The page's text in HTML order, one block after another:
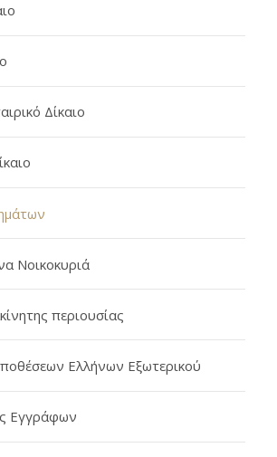
Δίκαιο
Νοικοκυριά
περιουσίας
Ελλήνων Εξωτερικού
Εγγράφων